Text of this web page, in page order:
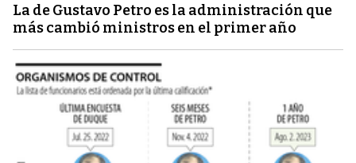
La de Gustavo Petro es la administración que
más cambió ministros en el primer año